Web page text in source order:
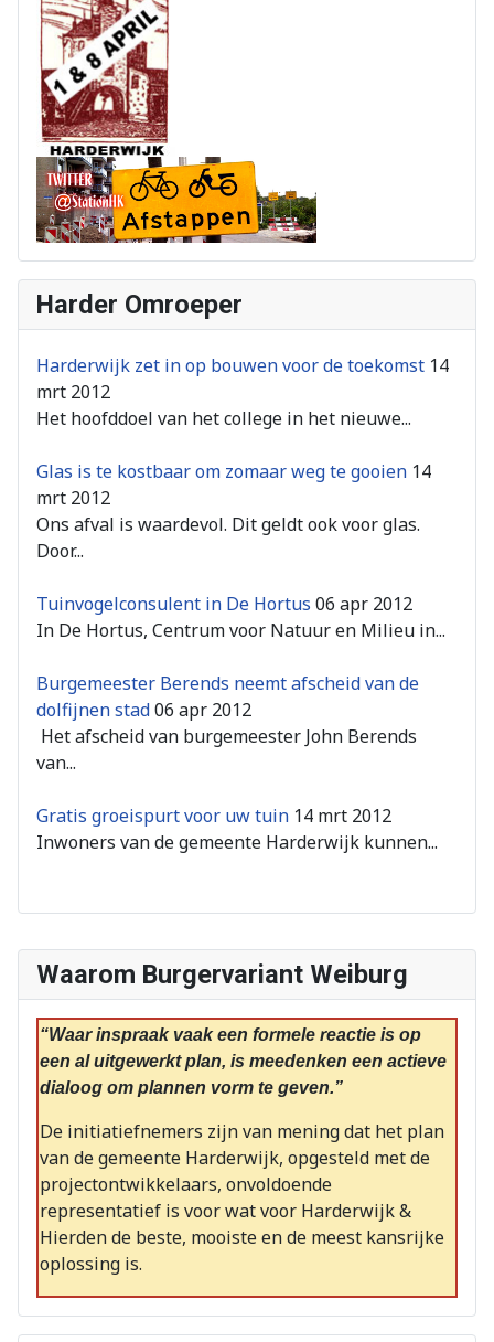
Waarom Burgervariant Weiburg
“Waar inspraak vaak een formele reactie is op
een al uitgewerkt plan, is meedenken een actieve
dialoog om plannen vorm te geven.”
De initiatiefnemers zijn van mening dat het plan
van de gemeente Harderwijk, opgesteld met de
projectontwikkelaars, onvoldoende
representatief is voor wat voor Harderwijk &
Hierden de beste, mooiste en de meest kansrijke
oplossing is.
Harder Omroeper
Harderwijk zet in op bouwen voor de toekomst 14
mrt 2012
Het hoofddoel van het college in het nieuwe...
Glas is te kostbaar om zomaar weg te gooien 14
mrt 2012
Ons afval is waardevol. Dit geldt ook voor glas.
Door...
Tuinvogelconsulent in De Hortus 06 apr 2012
In De Hortus, Centrum voor Natuur en Milieu in...
Burgemeester Berends neemt afscheid van de
dolfijnen stad06 apr 2012
Het afscheid van burgemeester John Berends
van...
Gratis groeispurt voor uw tuin 14 mrt 2012
Inwoners van de gemeente Harderwijk kunnen...